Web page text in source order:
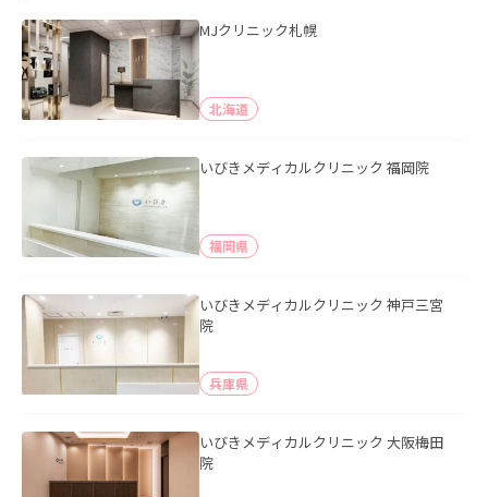
MJクリニック札幌
北海道
いびきメディカルクリニック 福岡院
福岡県
いびきメディカルクリニック 神戸三宮
院
兵庫県
いびきメディカルクリニック 大阪梅田
院